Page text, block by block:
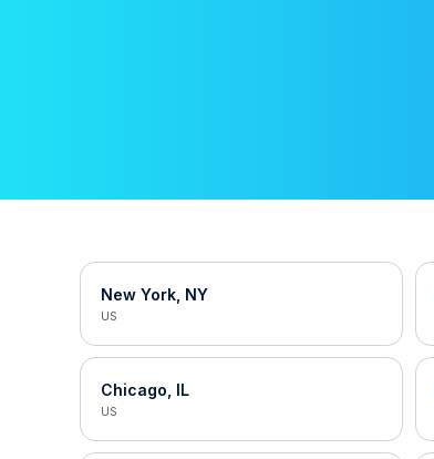
New York, NY
US
Chicago, IL
US